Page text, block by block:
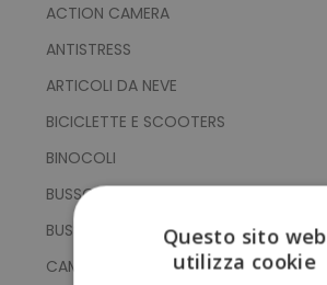
ACTION CAMERA
ANTISTRESS
ARTICOLI DA NEVE
BICICLETTE E SCOOTERS
BINOCOLI
BUSSOLA
BUSSOLE
CAMPING E PICNIC
Questo sito web
utilizza cookie